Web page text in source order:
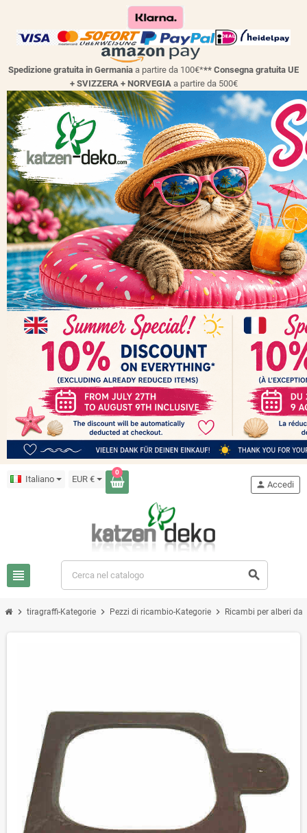
Spedizione gratuita in Germania a partire da 100€*** Consegna gratuita UE
+ SVIZZERA + NORVEGIAa partire da 500€
Italiano EUR €
0
view_headline search
person Accedi
chevron_right tiragraffi-Kategorie chevron_right Pezzi di ricambio-Kategorie chevron_right Ricambi per alberi da